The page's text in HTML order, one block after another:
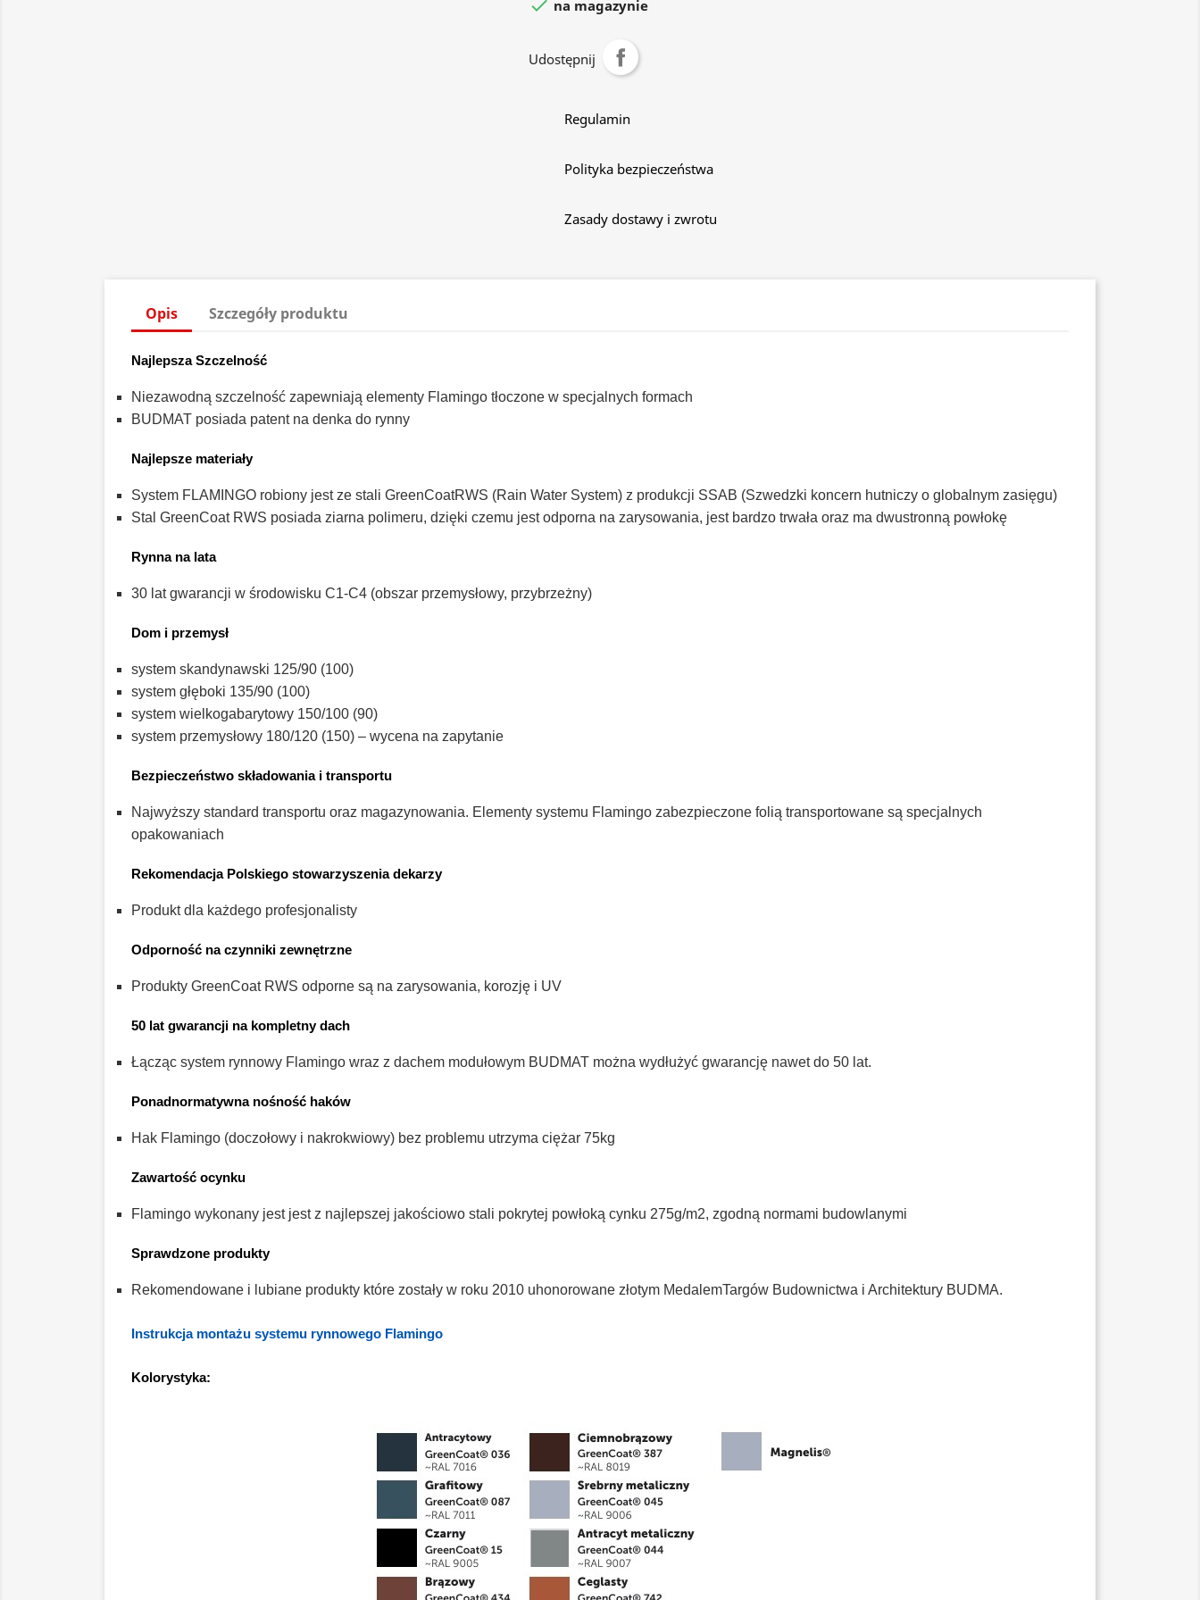
 na magazynie
Udostępnij
Regulamin
Polityka bezpieczeństwa
Zasady dostawy i zwrotu
Opis Szczegóły produktu
Najlepsza Szczelność
Niezawodną szczelność zapewniają elementy Flamingo tłoczone w specjalnych formach
BUDMAT posiada patent na denka do rynny
Najlepsze materiały
System FLAMINGO robiony jest ze stali GreenCoatRWS (Rain Water System) z produkcji SSAB (Szwedzki koncern hutniczy o globalnym zasięgu)
Stal GreenCoat RWS posiada ziarna polimeru, dzięki czemu jest odporna na zarysowania, jest bardzo trwała oraz ma dwustronną powłokę
Rynna na lata
30 lat gwarancji w środowisku C1-C4 (obszar przemysłowy, przybrzeżny)
Dom i przemysł
system skandynawski 125/90 (100)
system głęboki 135/90 (100)
system wielkogabarytowy 150/100 (90)
system przemysłowy 180/120 (150) – wycena na zapytanie
Bezpieczeństwo składowania i transportu
Najwyższy standard transportu oraz magazynowania. Elementy systemu Flamingo zabezpieczone folią transportowane są specjalnych
opakowaniach
Rekomendacja Polskiego stowarzyszenia dekarzy
Produkt dla każdego profesjonalisty
Odporność na czynniki zewnętrzne
Produkty GreenCoat RWS odporne są na zarysowania, korozję i UV
50 lat gwarancji na kompletny dach
Łącząc system rynnowy Flamingo wraz z dachem modułowym BUDMAT można wydłużyć gwarancję nawet do 50 lat.
Ponadnormatywna nośność haków
Hak Flamingo (doczołowy i nakrokwiowy) bez problemu utrzyma ciężar 75kg
Zawartość ocynku
Flamingo wykonany jest jest z najlepszej jakościowo stali pokrytej powłoką cynku 275g/m2, zgodną normami budowlanymi
Sprawdzone produkty
Rekomendowane i lubiane produkty które zostały w roku 2010 uhonorowane złotym MedalemTargów Budownictwa i Architektury BUDMA.
Instrukcja montażu systemu rynnowego Flamingo
Kolorystyka: